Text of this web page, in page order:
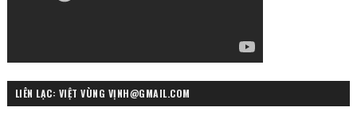
LIÊN LẠC: VIỆT VÙNG VỊNH@GMAIL.COM